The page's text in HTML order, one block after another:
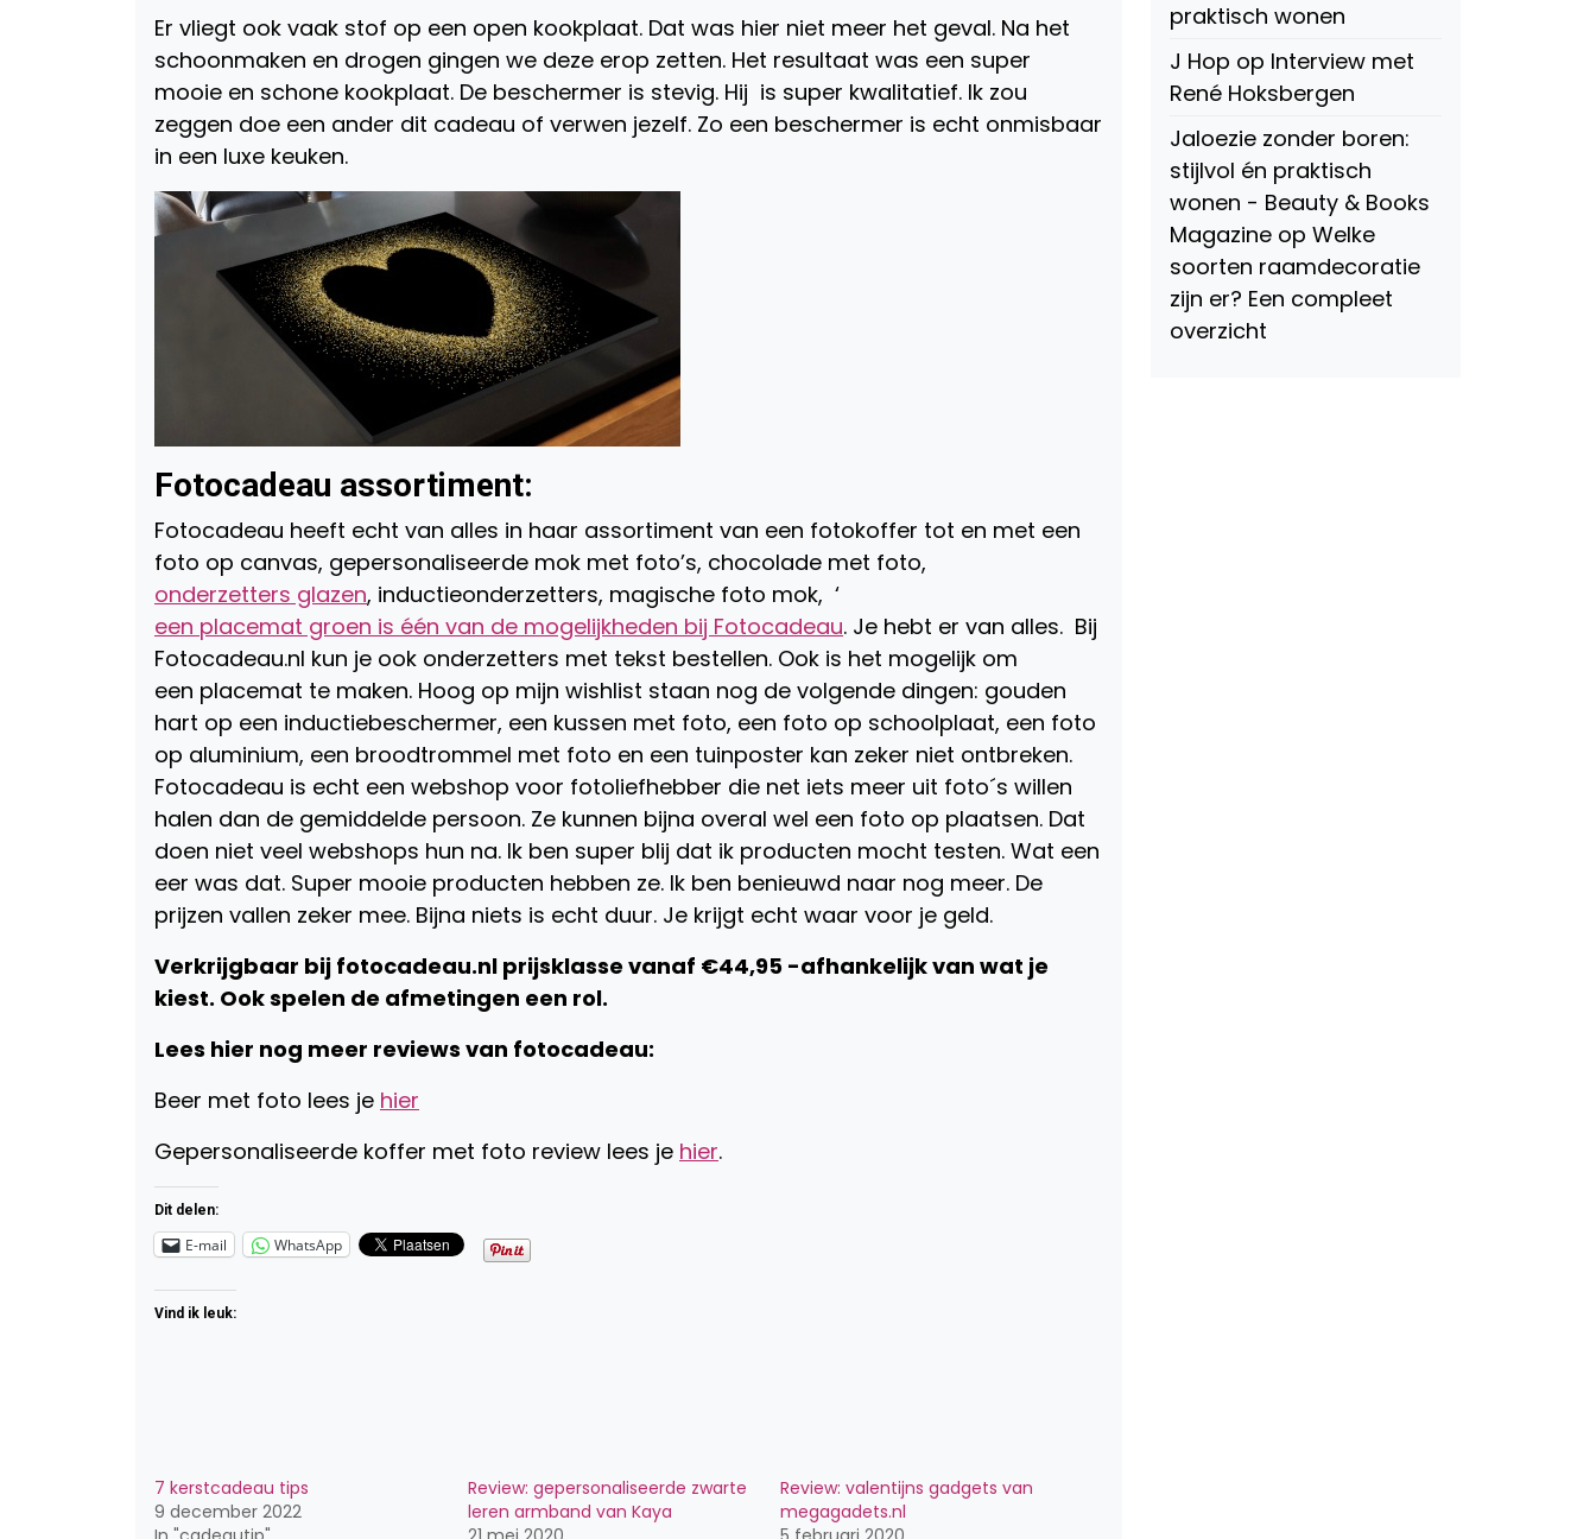
Er vliegt ook vaak stof op een open kookplaat. Dat was hier niet meer het geval. Na het
schoonmaken en drogen gingen we deze erop zetten. Het resultaat was een super
mooie en schone kookplaat. De beschermer is stevig. Hij is super kwalitatief. Ik zou
zeggen doe een ander dit cadeau of verwen jezelf. Zo een beschermer is echt onmisbaar
in een luxe keuken.
Fotocadeau assortiment:
Fotocadeau heeft echt van alles in haar assortiment van een fotokoffer tot en met een
foto op canvas, gepersonaliseerde mok met foto’s, chocolade met foto,
onderzetters glazen, inductieonderzetters, magische foto mok, ‘
een placemat groen is één van de mogelijkheden bij Fotocadeau. Je hebt er van alles. Bij
Fotocadeau.nl kun je ook onderzetters met tekst bestellen. Ook is het mogelijk om
een placemat te maken. Hoog op mijn wishlist staan nog de volgende dingen: gouden
hart op een inductiebeschermer, een kussen met foto, een foto op schoolplaat, een foto
op aluminium, een broodtrommel met foto en een tuinposter kan zeker niet ontbreken.
Fotocadeau is echt een webshop voor fotoliefhebber die net iets meer uit foto´s willen
halen dan de gemiddelde persoon. Ze kunnen bijna overal wel een foto op plaatsen. Dat
doen niet veel webshops hun na. Ik ben super blij dat ik producten mocht testen. Wat een
eer was dat. Super mooie producten hebben ze. Ik ben benieuwd naar nog meer. De
prijzen vallen zeker mee. Bijna niets is echt duur. Je krijgt echt waar voor je geld.
Verkrijgbaar bij fotocadeau.nl prijsklasse vanaf €44,95 -afhankelijk van wat je
kiest. Ook spelen de afmetingen een rol.
Lees hier nog meer reviews van fotocadeau:
Beer met foto lees je hier
Gepersonaliseerde koffer met foto review lees je hier.
Dit delen:
E-mail WhatsApp
Vind ik leuk:
7 kerstcadeau tips
9 december 2022
Review: gepersonaliseerde zwarte
leren armband van Kaya
Review: valentijns gadgets van
megagadets.nl
praktisch wonen
J Hop op Interview met
René Hoksbergen
Jaloezie zonder boren:
stijlvol én praktisch
wonen - Beauty & Books
Magazine op Welke
soorten raamdecoratie
zijn er? Een compleet
overzicht